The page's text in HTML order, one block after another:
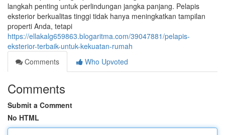
langkah penting untuk perlindungan jangka panjang. Pelapis
eksterior berkualitas tinggi tidak hanya meningkatkan tampilan
properti Anda, tetapi
https://ellakalg659863.blogaritma.com/39047881/pelapis-
eksterior-terbaik-untuk-kekuatan-rumah
Comments
Who Upvoted
Comments
Submit a Comment
No HTML